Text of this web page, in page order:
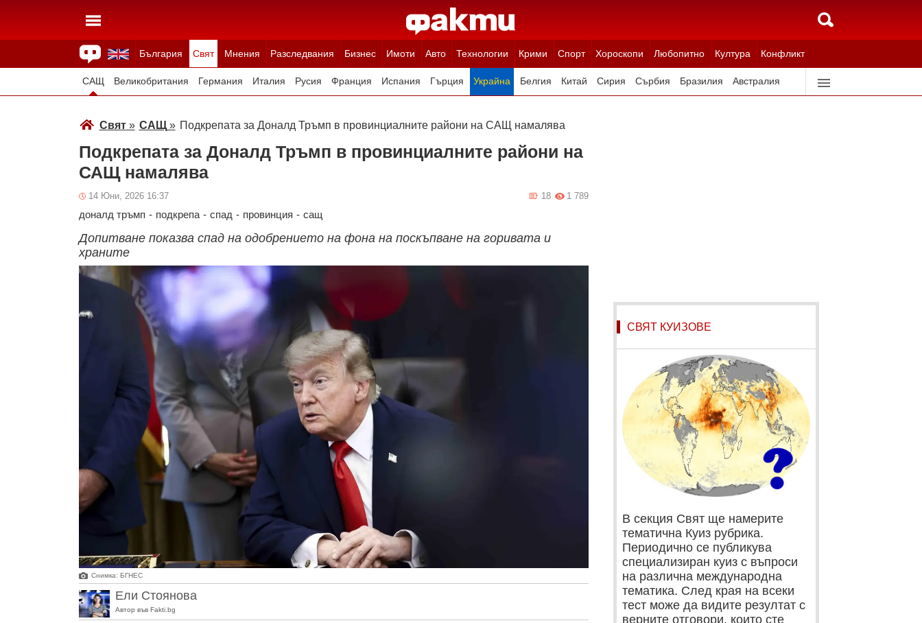
България Свят Мнения Разследвания Бизнес Имоти Авто Технологии Крими Спорт Хороскопи Любопитно Култура Конфликт
Здраве Времето Анкети Вицове Куизове
САЩ Великобритания Германия Италия Русия Франция Испания Гърция Украйна Белгия Китай Сирия Сърбия Бразилия Австралия
Свят» САЩ» Подкрепата за Доналд Тръмп в провинциалните райони на САЩ намалява
Подкрепата за Доналд Тръмп в провинциалните райони на
САЩ намалява
14 Юни, 2026 16:37 1 789
18
доналд тръмп - подкрепа - спад - провинция - сащ
Допитване показва спад на одобрението на фона на поскъпване на горивата и
храните
Снимка: БГНЕС
Ели Стоянова
Автор във Fakti.bg
СВЯТ КУИЗОВЕ
В секция Свят ще намерите
тематична Куиз рубрика.
Периодично се публикува
специализиран куиз с въпроси
на различна международна
тематика. След края на всеки
тест може да видите резултат с
верните отговори, които сте